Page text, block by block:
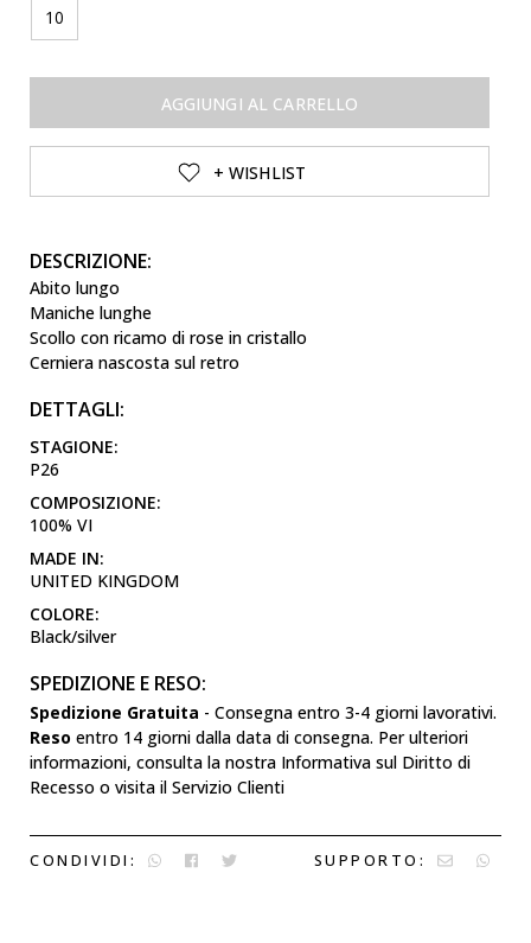
10
AGGIUNGI AL CARRELLO
+ WISHLIST
DESCRIZIONE:
Abito lungo
Maniche lunghe
Scollo con ricamo di rose in cristallo
Cerniera nascosta sul retro
DETTAGLI:
STAGIONE:
P26
COMPOSIZIONE:
100% VI
MADE IN:
UNITED KINGDOM
COLORE:
Black/silver
SPEDIZIONE E RESO:
Spedizione Gratuita - Consegna entro 3-4 giorni lavorativi.
Reso entro 14 giorni dalla data di consegna. Per ulteriori
informazioni, consulta la nostra Informativa sul Diritto di
Recesso o visita il Servizio Clienti
CONDIVIDI: SUPPORTO: